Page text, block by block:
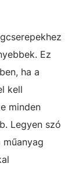
Ez
ha a
kell
minden
Legyen szó